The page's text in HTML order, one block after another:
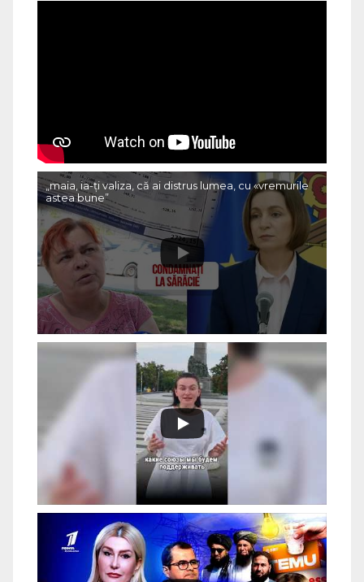
„maia, ia-ți valiza, că ai distrus lumea, cu «vremurile
astea bune”